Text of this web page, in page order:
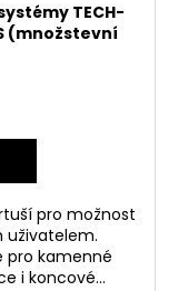
TECH-
(množstevní
pro možnost
pro kamenné
i koncové...